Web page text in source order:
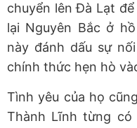
chuyển lên Đà Lạt
lại Nguyên Bắc ở
này đánh dấu sự
chính thức hẹn hò
Tình yêu của họ
Thành Lĩnh từng